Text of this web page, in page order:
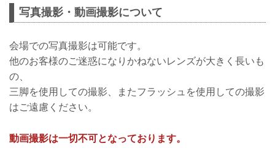
写真撮影・動画撮影について
会場での写真撮影は可能です。
他のお客様のご迷惑になりかねないレンズが大きく長いも
の、
三脚を使用しての撮影、またフラッシュを使用しての撮影
はご遠慮ください。
動画撮影は一切不可となっております。